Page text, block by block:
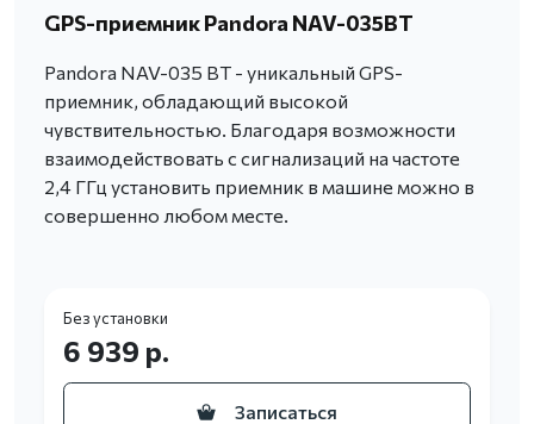
GPS-приемник Pandora NAV-035BT
Pandora NAV-035 BT - уникальный GPS-
приемник, обладающий высокой
чувствительностью. Благодаря возможности
взаимодействовать с сигнализаций на частоте
2,4 ГГц установить приемник в машине можно в
совершенно любом месте.
Без установки
6 939 р.
Записаться